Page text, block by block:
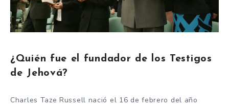
¿Quién fue el fundador de los Testigos
de Jehová?
Charles Taze Russell nació el 16 de febrero del año